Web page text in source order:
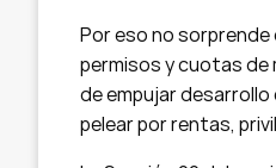
Por eso no
permisos y cuotas de
de empujar
pelear por rentas,